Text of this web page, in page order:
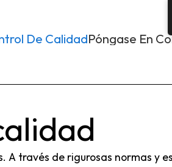
De CalidadPóngase En
A través de rigurosas normas y